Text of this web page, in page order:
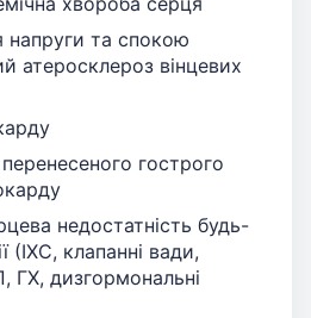
напруги та спокою
атеросклероз вінцевих
гострого
недостатність будь-
(ІХС, клапанні вади,
дизгормональні